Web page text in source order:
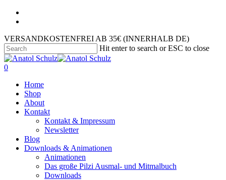
VERSANDKOSTENFREI AB 35€ (INNERHALB DE)
Hit enter to search or ESC to close
0
Home
Shop
About
Kontakt
Kontakt & Impressum
Newsletter
Blog
Downloads & Animationen
Animationen
Das große Pilzi Ausmal- und Mitmalbuch
Downloads